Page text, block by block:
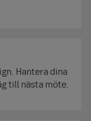
Hantera dina
till nästa möte.